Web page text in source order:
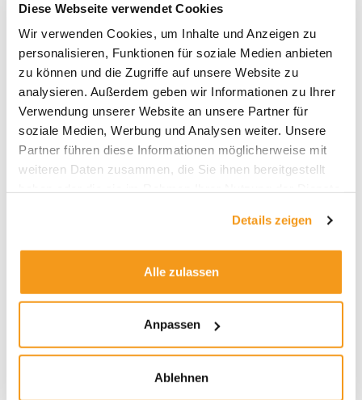
Diese Webseite verwendet Cookies
Wir verwenden Cookies, um Inhalte und Anzeigen zu
personalisieren, Funktionen für soziale Medien anbieten
zu können und die Zugriffe auf unsere Website zu
analysieren. Außerdem geben wir Informationen zu Ihrer
Verwendung unserer Website an unsere Partner für
soziale Medien, Werbung und Analysen weiter. Unsere
Partner führen diese Informationen möglicherweise mit
weiteren Daten zusammen, die Sie ihnen bereitgestellt
Details zeigen
Alle zulassen
Anpassen
Ablehnen
2023
2021
2020
2019
2018
1970
Kategorien
Envestor Community
Envestor Insights